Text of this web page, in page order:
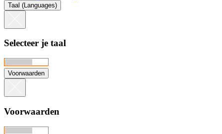
Taal (Languages)
Selecteer je taal
Voorwaarden
Voorwaarden